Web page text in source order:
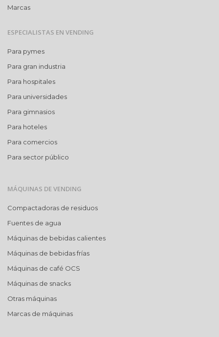
Marcas
ESPECIALISTAS EN VENDING
Para pymes
Para gran industria
Para hospitales
Para universidades
Para gimnasios
Para hoteles
Para comercios
Para sector público
MÁQUINAS DE VENDING
Compactadoras de residuos
Fuentes de agua
Máquinas de bebidas calientes
Máquinas de bebidas frías
Máquinas de café OCS
Máquinas de snacks
Otras máquinas
Marcas de máquinas